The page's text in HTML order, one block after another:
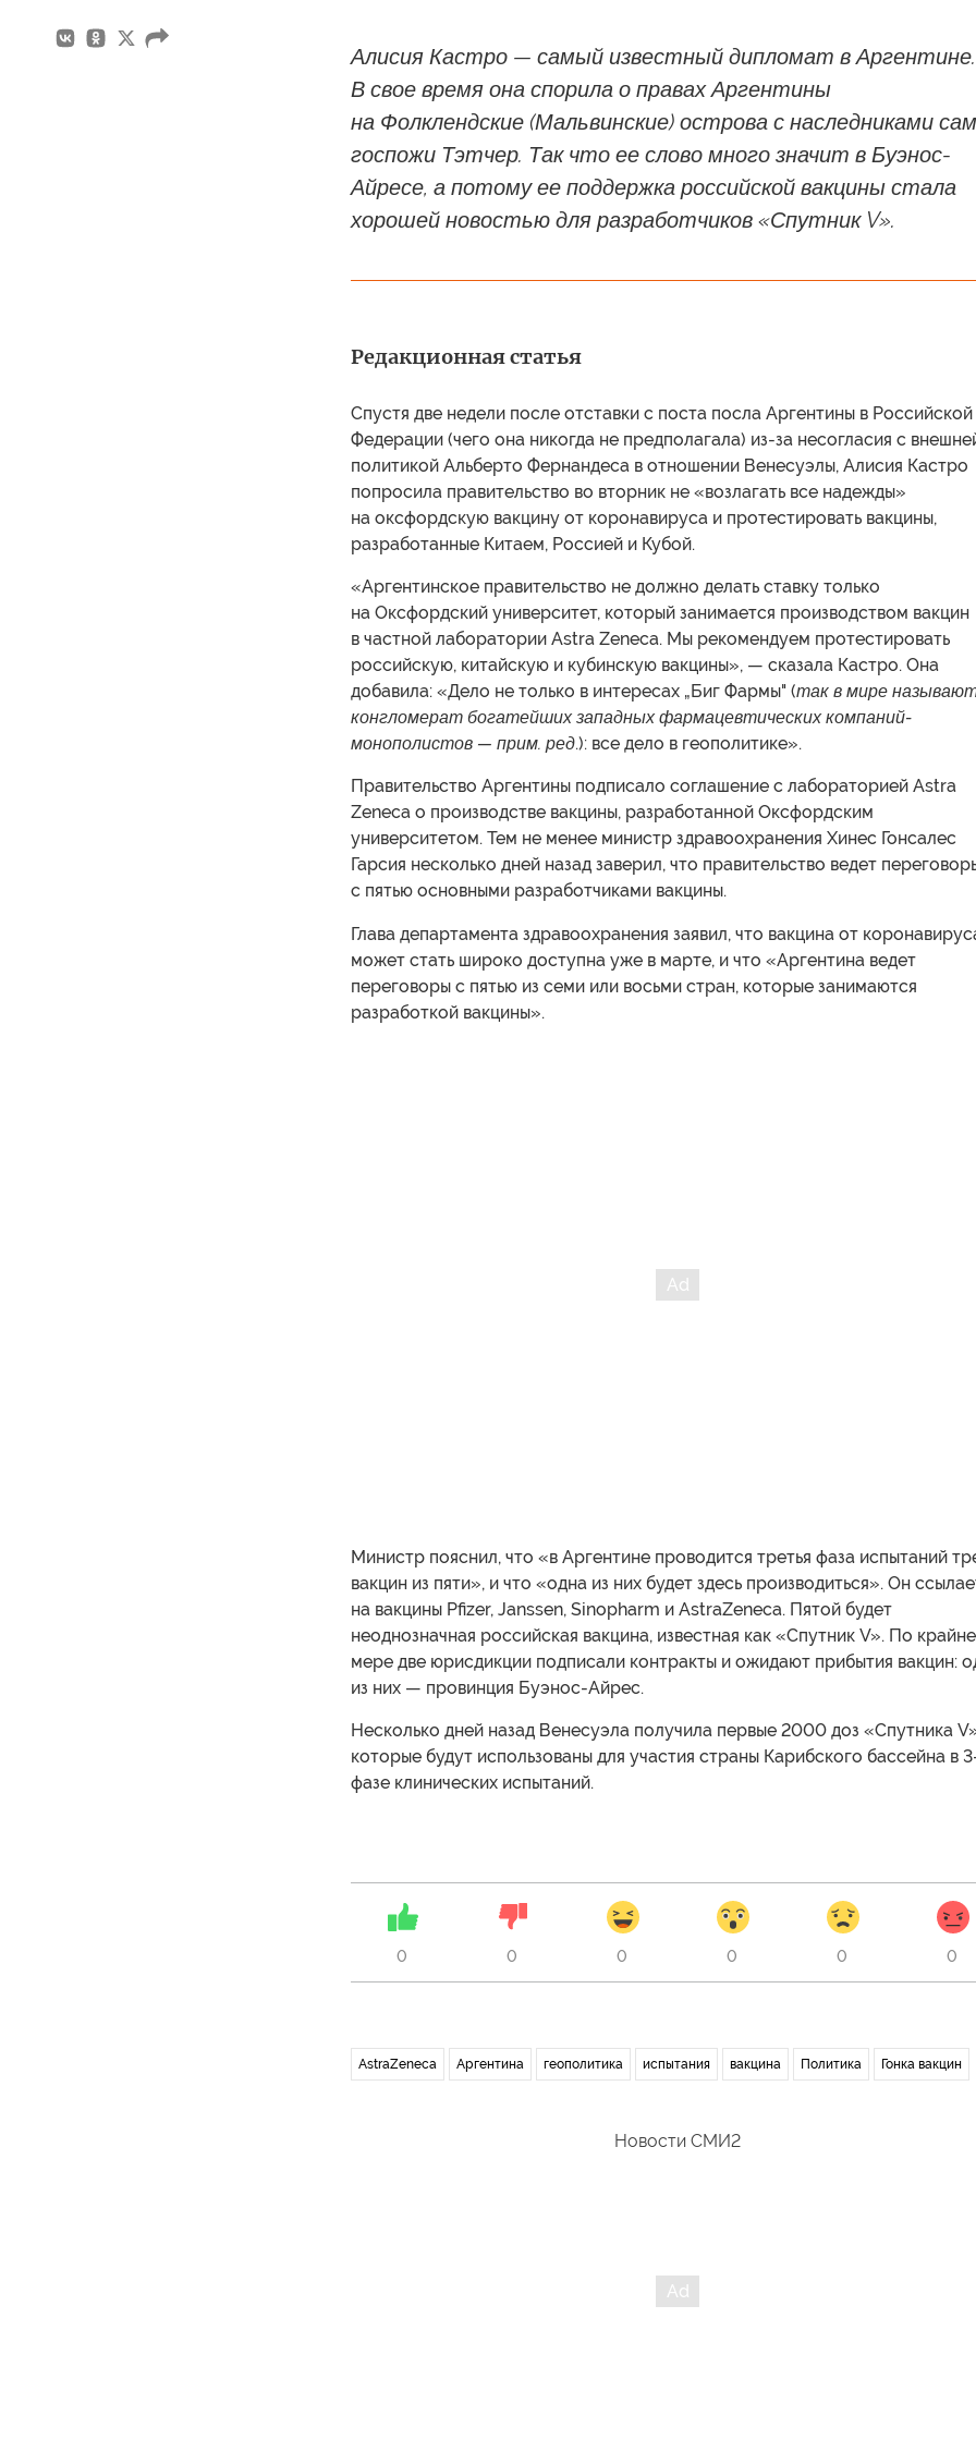
Алисия Кастро — самый известный дипломат в Аргентине.
В свое время она спорила о правах Аргентины
на Фолклендские (Мальвинские) острова с наследниками
госпожи Тэтчер. Так что ее слово много значит в Буэнос-
Айресе, а потому ее поддержка российской вакцины стала
хорошей новостью для разработчиков «Спутник V».
Редакционная статья
Спустя две недели после отставки с поста посла Аргентины в Российской
Федерации (чего она никогда не предполагала) из-за несогласия с
политикой Альберто Фернандеса в отношении Венесуэлы, Алисия Кастро
попросила правительство во вторник не «возлагать все надежды»
на оксфордскую вакцину от коронавируса и протестировать вакцины,
разработанные Китаем, Россией и Кубой.
«Аргентинское правительство не должно делать ставку только
на Оксфордский университет, который занимается производством вакцин
в частной лаборатории Astra Zeneca. Мы рекомендуем протестировать
российскую, китайскую и кубинскую вакцины», — сказала Кастро. Она
добавила: «Дело не только в интересах „Биг Фармы" (так в мире
конгломерат богатейших западных фармацевтических компаний-
монополистов — прим. ред.): все дело в геополитике».
Правительство Аргентины подписало соглашение с лабораторией Astra
Zeneca о производстве вакцины, разработанной Оксфордским
университетом. Тем не менее министр здравоохранения Хинес Гонсалес
Гарсия несколько дней назад заверил, что правительство ведет
с пятью основными разработчиками вакцины.
Глава департамента здравоохранения заявил, что вакцина от
может стать широко доступна уже в марте, и что «Аргентина ведет
переговоры с пятью из семи или восьми стран, которые занимаются
разработкой вакцины».
Министр пояснил, что «в Аргентине проводится третья фаза испытаний
вакцин из пяти», и что «одна из них будет здесь производиться». Он
на вакцины Pfizer, Janssen, Sinopharm и AstraZeneca. Пятой будет
неоднозначная российская вакцина, известная как «Спутник V». По
мере две юрисдикции подписали контракты и ожидают прибытия вакцин:
из них — провинция Буэнос-Айрес.
Несколько дней назад Венесуэла получила первые 2000 доз «Спутника
которые будут использованы для участия страны Карибского бассейна в
фазе клинических испытаний.
0 0 0 0 0 0
AstraZeneca Аргентина геополитика испытания вакцина Политика Гонка вакцин
Новости СМИ2